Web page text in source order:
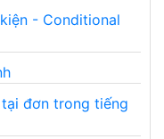
- Conditional
đơn trong tiếng